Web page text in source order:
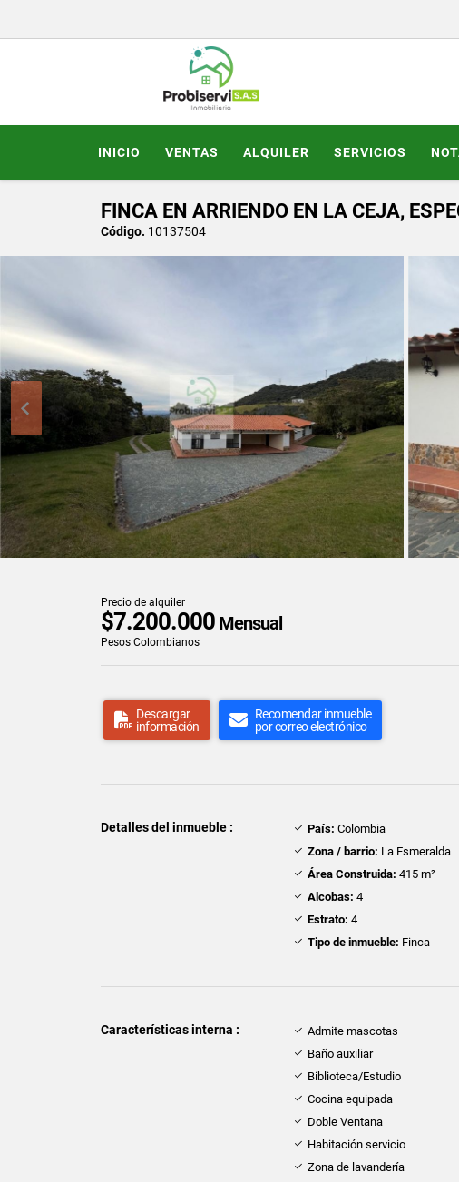
INICIO VENTAS ALQUILER SERVICIOS
FINCA EN ARRIENDO EN LA CEJA,
Código. 10137504
Precio de alquiler
$7.200.000 Mensual
Pesos Colombianos
Descargar
información
Recomendar inmueble
por correo electrónico
Detalles del inmueble : País: Colombia
Zona / barrio: La Esmeralda
Área Construida: 415 m²
Alcobas: 4
Estrato: 4
Tipo de inmueble: Finca
Características interna : Admite mascotas
Baño auxiliar
Biblioteca/Estudio
Cocina equipada
Doble Ventana
Habitación servicio
Zona de lavandería